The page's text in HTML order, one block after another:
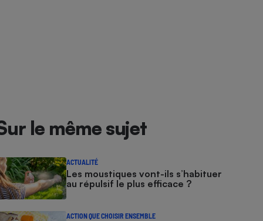
le même sujet
ACTUALITÉ
Les moustiques vont-ils s’habituer
au répulsif le plus efficace ?
ACTION QUE CHOISIR ENSEMBLE